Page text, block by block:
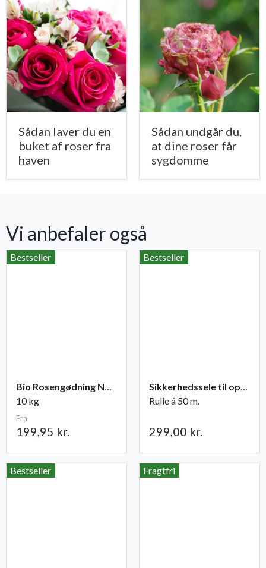
Sådan laver du en
buket af roser fra
haven
Sådan undgår du,
at dine roser får
sygdomme
Vi anbefaler også
Bestseller
Bio Rosengødning NPK 6-2-8 (+2)
10 kg
Fra
199,95 kr.
Bestseller
Sikkerhedssele til opbinding
Rulle á 50 m.
299,00 kr.
Bestseller Fragtfri